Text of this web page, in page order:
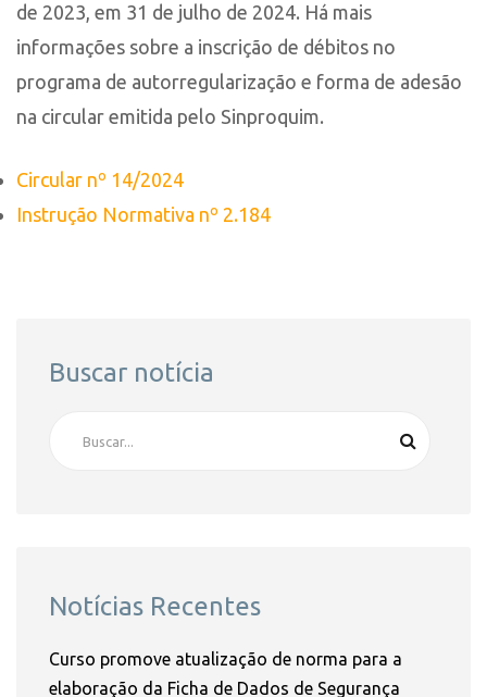
de 2023, em 31 de julho de 2024. Há mais
informações sobre a inscrição de débitos no
programa de autorregularização e forma de adesão
na circular emitida pelo Sinproquim.
Circular nº 14/2024
Instrução Normativa nº 2.184
Buscar notícia
Notícias Recentes
Curso promove atualização de norma para a
elaboração da Ficha de Dados de Segurança